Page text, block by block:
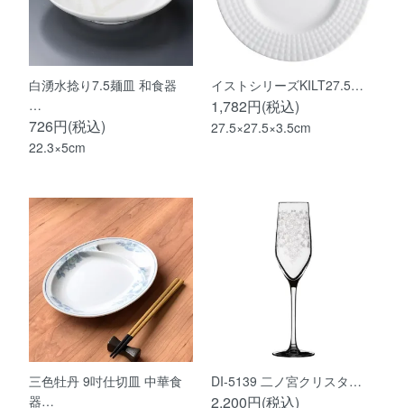
白湧水捻り7.5麺皿 和食器
…
726円(税込)
22.3×5cm
イストシリーズKILT27.5…
1,782円(税込)
27.5×27.5×3.5cm
三色牡丹 9吋仕切皿 中華食
器…
DI-5139 二ノ宮クリスタ…
2,200円(税込)